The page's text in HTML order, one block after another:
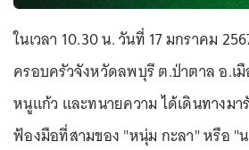
ในเวลา 10.30 น. วันที่ 17 มกราคม
ครอบครัวจังหวัดลพบุรี ต.ป่าตาล อ.เ
หนูแก้ว และทนายความ ได้เดินทางม
ฟ้องมือที่สามของ "หนุ่ม กะลา" หรือ